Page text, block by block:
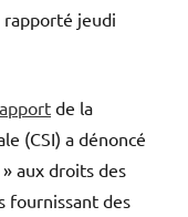
rapporté jeudi
de la
(CSI) a dénoncé
aux droits des
fournissant des